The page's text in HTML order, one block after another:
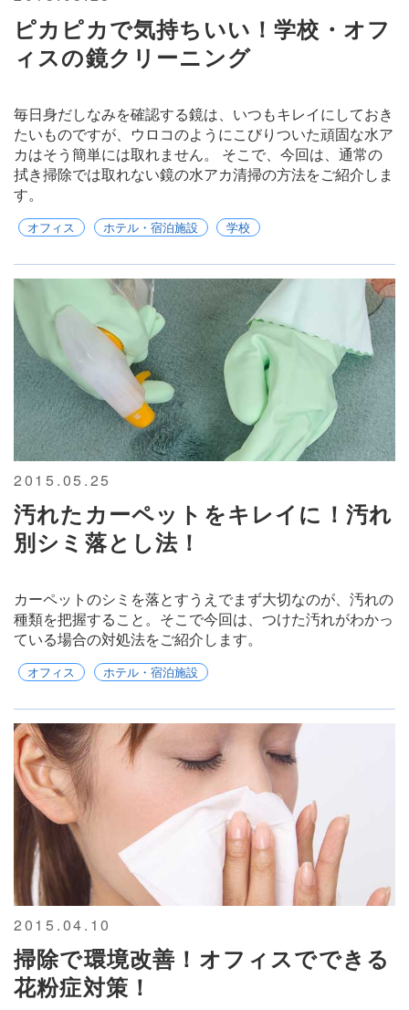
ピカピカで気持ちいい！学校・オフ
ィスの鏡クリーニング
毎日身だしなみを確認する鏡は、いつもキレイにしておき
たいものですが、ウロコのようにこびりついた頑固な水ア
カはそう簡単には取れません。 そこで、今回は、通常の
拭き掃除では取れない鏡の水アカ清掃の方法をご紹介しま
す。
オフィス ホテル・宿泊施設 学校
2015.05.25
汚れたカーペットをキレイに！汚れ
別シミ落とし法！
カーペットのシミを落とすうえでまず大切なのが、汚れの
種類を把握すること。そこで今回は、つけた汚れがわかっ
ている場合の対処法をご紹介します。
オフィス ホテル・宿泊施設
2015.04.10
掃除で環境改善！オフィスでできる
花粉症対策！